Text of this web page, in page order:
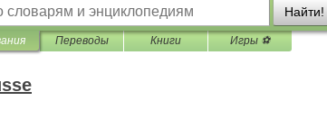
Найти!
Переводы Книги Игры ⚽